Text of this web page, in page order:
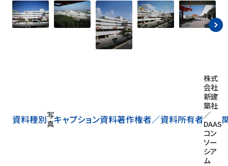
資料種別写
真キャプション資料著作権者／資料所有者
株式
会社
新建
築社
／
DAAS
コン
ソー
シア
ム